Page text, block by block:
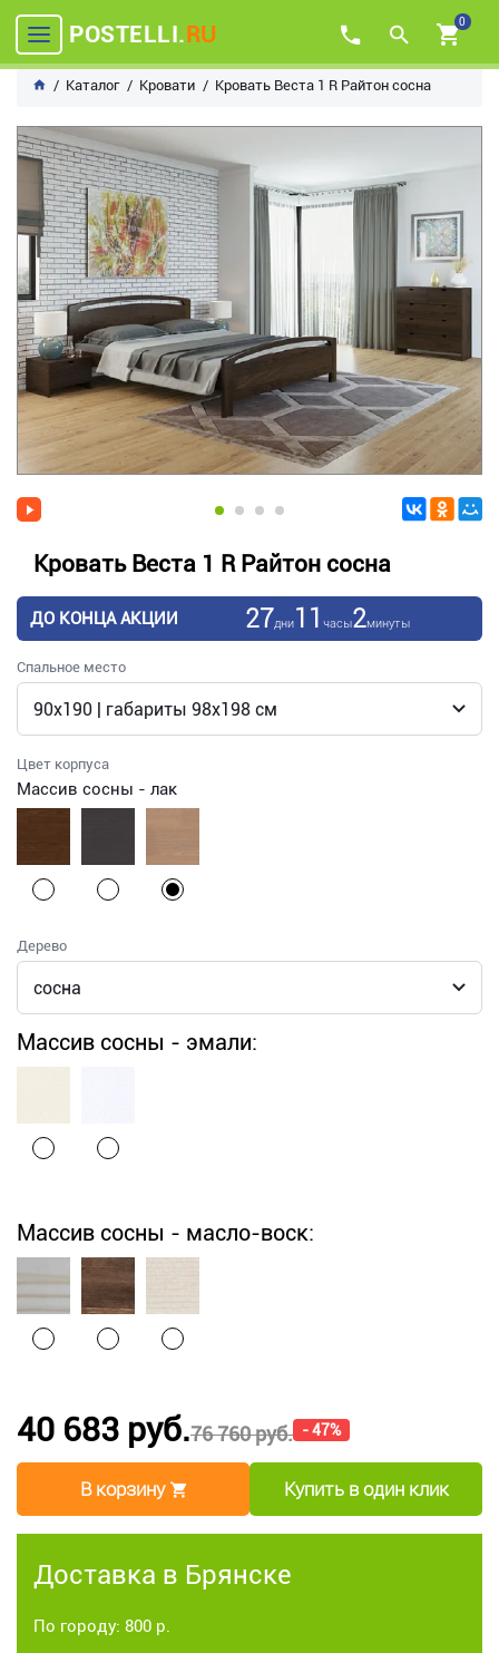
POSTELLI.RU 0
Каталог Кровати Кровать Веста 1 R Райтон сосна
Кровать Веста 1 R Райтон сосна
ДО КОНЦА АКЦИИ 27дни11 часы2минуты
Спальное место
Цвет корпуса
Массив сосны - лак
Дерево
Массив сосны - эмали:
Массив сосны - масло-воск:
76 760 руб. - 47%
40 683 руб.
В корзину Купить в один клик
Доставка в Брянске
По городу: 800 р.